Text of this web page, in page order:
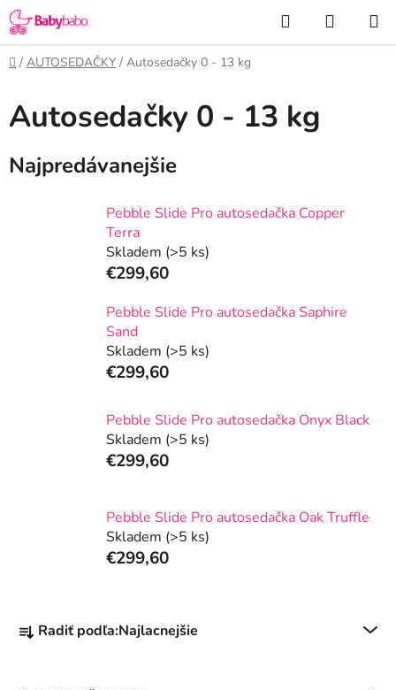
Prejsť
na
obsah
Hľadať
KOŠÍK
Domov
/ AUTOSEDAČKY / Autosedačky 0 - 13 kg
Autosedačky 0 - 13 kg
Najpredávanejšie
Pebble Slide Pro autosedačka Copper
Terra
Skladem (>5 ks)
€299,60
Pebble Slide Pro autosedačka Saphire
Sand
Skladem (>5 ks)
€299,60
Pebble Slide Pro autosedačka Onyx Black
Skladem (>5 ks)
€299,60
Pebble Slide Pro autosedačka Oak Truffle
Skladem (>5 ks)
€299,60
Radiť podľa:Najlacnejšie